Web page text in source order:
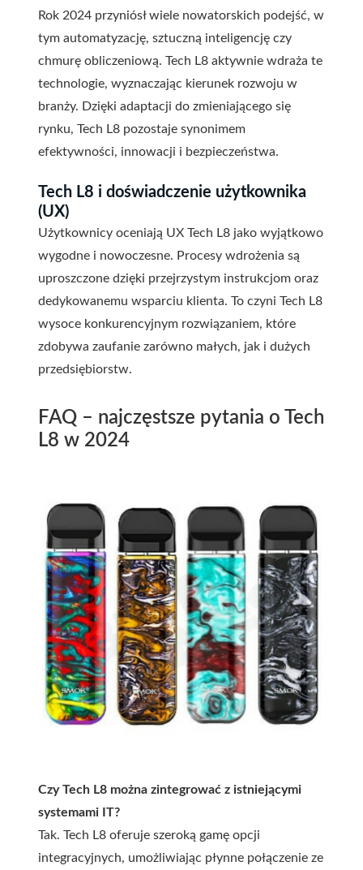
Rok 2024 przyniósł wiele nowatorskich podejść, w
tym automatyzację, sztuczną inteligencję czy
chmurę obliczeniową. Tech L8 aktywnie wdraża te
technologie, wyznaczając kierunek rozwoju w
branży. Dzięki adaptacji do zmieniającego się
rynku, Tech L8 pozostaje synonimem
efektywności, innowacji i bezpieczeństwa.
Tech L8 i doświadczenie użytkownika
(UX)
Użytkownicy oceniają UX Tech L8 jako wyjątkowo
wygodne i nowoczesne. Procesy wdrożenia są
uproszczone dzięki przejrzystym instrukcjom oraz
dedykowanemu wsparciu klienta. To czyni Tech L8
wysoce konkurencyjnym rozwiązaniem, które
zdobywa zaufanie zarówno małych, jak i dużych
przedsiębiorstw.
FAQ – najczęstsze pytania o Tech
L8 w 2024
Czy Tech L8 można zintegrować z istniejącymi
systemami IT?
Tak. Tech L8 oferuje szeroką gamę opcji
integracyjnych, umożliwiając płynne połączenie ze